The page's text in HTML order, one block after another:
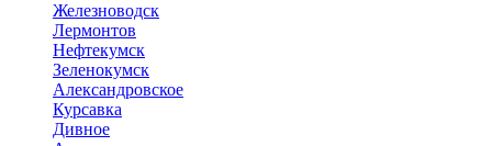
Железноводск
Лермонтов
Нефтекумск
Зеленокумск
Александровское
Курсавка
Дивное